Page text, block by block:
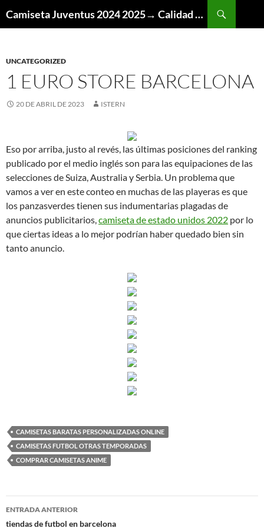
Camiseta Juventus 2024 2025→ Calidad Thai AAA
UNCATEGORIZED
1 EURO STORE BARCELONA
20 DE ABRIL DE 2023 ISTERN
Eso por arriba, justo al revés, las últimas posiciones del ranking
publicado por el medio inglés son para las equipaciones de las
selecciones de Suiza, Australia y Serbia. Un problema que
vamos a ver en este conteo en muchas de las playeras es que
los panzasverdes tienen sus indumentarias plagadas de
anuncios publicitarios,camiseta de estado unidos 2022 por lo
que ciertas ideas a lo mejor podrían haber quedado bien sin
tanto anuncio.
CAMISETAS BARATAS PERSONALIZADAS ONLINE
CAMISETAS FUTBOL OTRAS TEMPORADAS
COMPRAR CAMISETAS ANIME
Navegación
ENTRADA ANTERIOR
tiendas de futbol en barcelona